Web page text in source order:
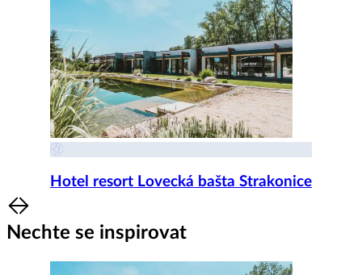
Hotel resort Lovecká bašta Strakonice
Item
1
of
Nechte se inspirovat